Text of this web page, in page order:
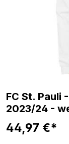
FC St. Pauli
2023/24 -
44,97 €*